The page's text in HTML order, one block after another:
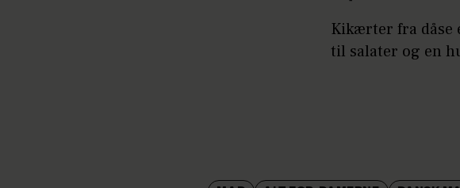
Kikærter fra dåse
til salater og en